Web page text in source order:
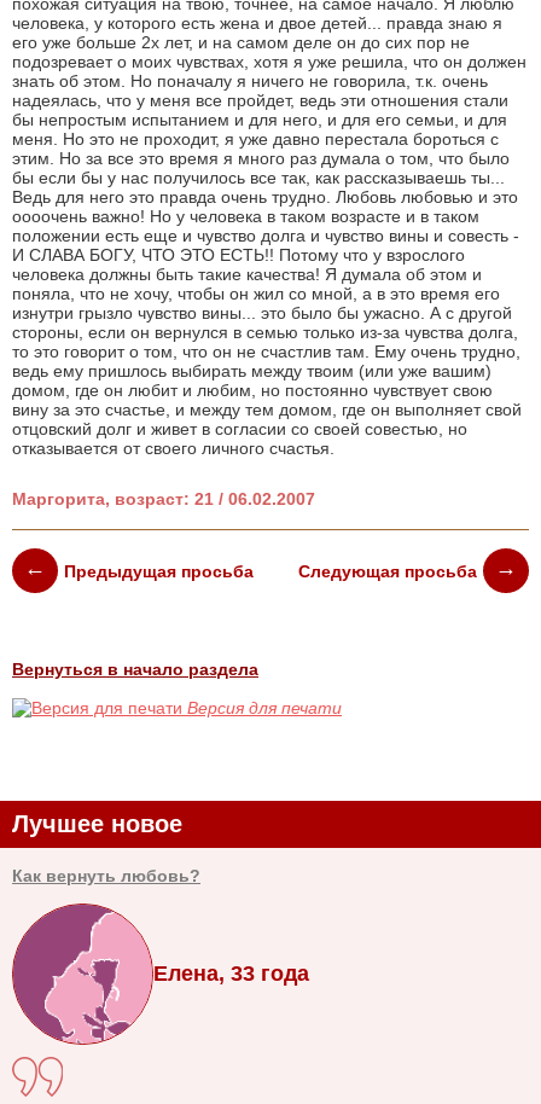
похожая ситуация на твою, точнее, на самое начало. Я люблю
человека, у которого есть жена и двое детей... правда знаю я
его уже больше 2х лет, и на самом деле он до сих пор не
подозревает о моих чувствах, хотя я уже решила, что он должен
знать об этом. Но поначалу я ничего не говорила, т.к. очень
надеялась, что у меня все пройдет, ведь эти отношения стали
бы непростым испытанием и для него, и для его семьи, и для
меня. Но это не проходит, я уже давно перестала бороться с
этим. Но за все это время я много раз думала о том, что было
бы если бы у нас получилось все так, как рассказываешь ты...
Ведь для него это правда очень трудно. Любовь любовью и это
оооочень важно! Но у человека в таком возрасте и в таком
положении есть еще и чувство долга и чувство вины и совесть -
И СЛАВА БОГУ, ЧТО ЭТО ЕСТЬ!! Потому что у взрослого
человека должны быть такие качества! Я думала об этом и
поняла, что не хочу, чтобы он жил со мной, а в это время его
изнутри грызло чувство вины... это было бы ужасно. А с другой
стороны, если он вернулся в семью только из-за чувства долга,
то это говорит о том, что он не счастлив там. Ему очень трудно,
ведь ему пришлось выбирать между твоим (или уже вашим)
домом, где он любит и любим, но постоянно чувствует свою
вину за это счастье, и между тем домом, где он выполняет свой
отцовский долг и живет в согласии со своей совестью, но
отказывается от своего личного счастья.
Маргорита, возраст: 21 / 06.02.2007
Предыдущая просьба Следующая просьба
Вернуться в начало раздела
Версия для печати
Лучшее новое
Как вернуть любовь?
Елена, 33 года